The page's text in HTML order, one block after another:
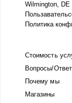
Wilmington,
Политика
Стоимость
Вопросы/
Почему мы
Магазины